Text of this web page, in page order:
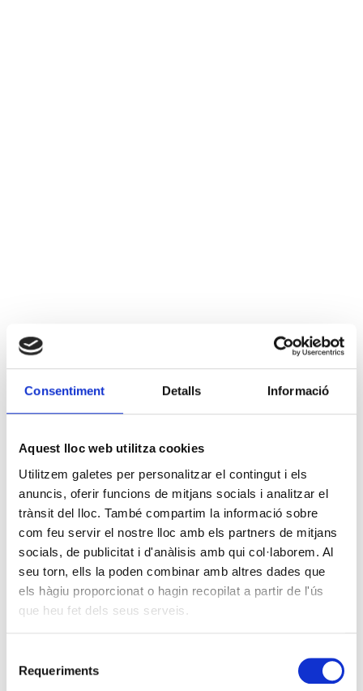
Consentiment Detalls Informació
Aquest lloc web utilitza cookies
Utilitzem galetes per personalitzar el contingut i els
anuncis, oferir funcions de mitjans socials i analitzar el
trànsit del lloc. També compartim la informació sobre
com feu servir el nostre lloc amb els partners de mitjans
socials, de publicitat i d'anàlisis amb qui col·laborem. Al
seu torn, ells la poden combinar amb altres dades que
els hàgiu proporcionat o hagin recopilat a partir de l'ús
que heu fet dels seus serveis.
Requeriments